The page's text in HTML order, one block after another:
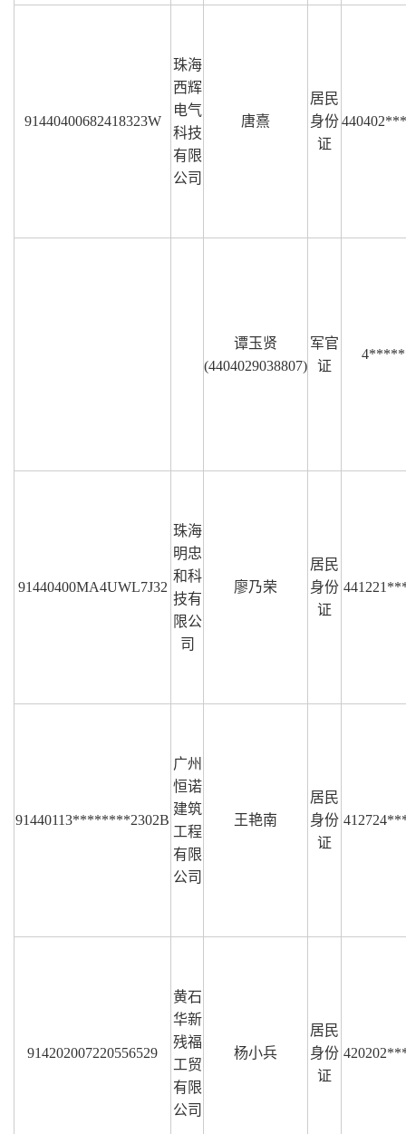
91440400682418323W
珠海
西辉
电气
科技
有限
公司
唐熹
居民
身份
证
谭玉贤
(4404029038807)
军官
证
91440400MA4UWL7J32
珠海
明忠
和科
技有
限公
司
廖乃荣
居民
身份
证
91440113********2302B
广州
恒诺
建筑
工程
有限
公司
王艳南
居民
身份
证
914202007220556529
黄石
华新
残福
工贸
有限
公司
杨小兵
居民
身份
证